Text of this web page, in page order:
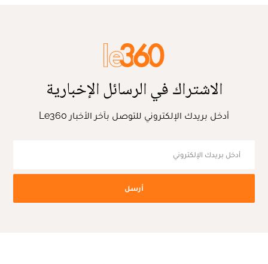
الاشتراك في الرسائل الإخبارية
أدخل بريدك الإلكتروني للتوصل بآخر الأخبار Le360
أرسل